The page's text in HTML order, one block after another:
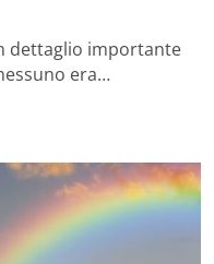
dettaglio importante
era…